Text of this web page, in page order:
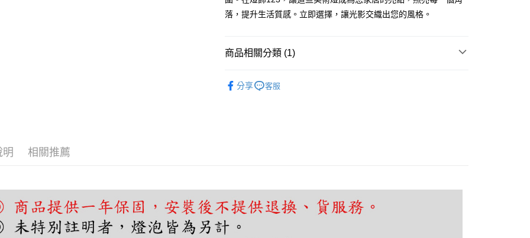
３．安心：先確認商品／服務後，再付款。
付」結帳頁面，進行簡訊認證並確認金額後，即可完成結帳。
／ATM／網路銀行／等多元方式進行付款，方視為交易完成。
求債權轉讓予恩沛科技股份有限公司。
２．關於個人資料處理事宜，請瀏覽以下網址：
https://aftee.tw/terms/#terms3
運送方式
落，提升生活質感。立即選擇，讓光影交織出您的風格。
商品相關分類 (1)
分享
客服
明 相關推薦